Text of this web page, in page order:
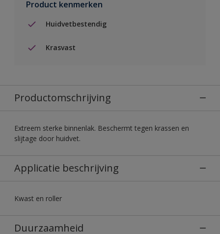
Product kenmerken
Huidvetbestendig
Krasvast
Productomschrijving
Extreem sterke binnenlak. Beschermt tegen krassen en
slijtage door huidvet.
Applicatie beschrijving
Kwast en roller
Duurzaamheid